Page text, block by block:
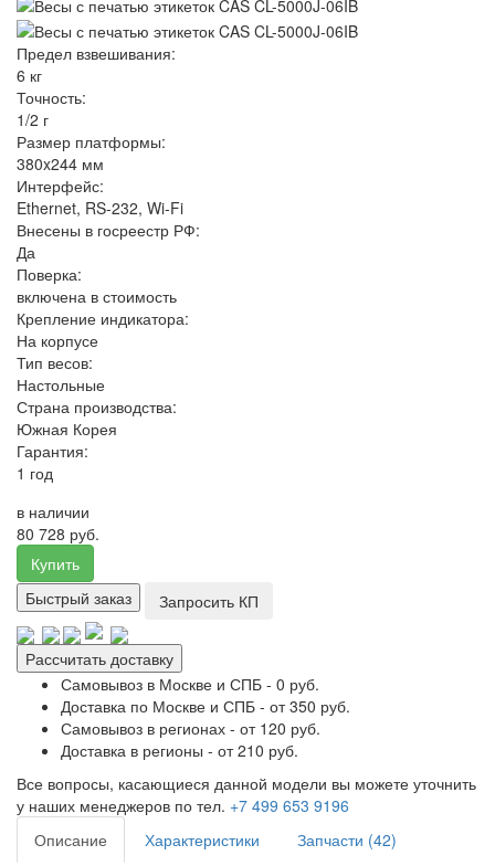
Предел взвешивания:
6 кг
Точность:
1/2 г
Размер платформы:
380x244 мм
Интерфейс:
Ethernet, RS-232, Wi-Fi
Внесены в госреестр РФ:
Да
Поверка:
включена в стоимость
Крепление индикатора:
На корпусе
Тип весов:
Настольные
Страна производства:
Южная Корея
Гарантия:
1 год
в наличии
80 728 руб.
Купить
Быстрый заказ
Запросить КП
Рассчитать доставку
Самовывоз в Москве и СПБ - 0 руб.
Доставка по Москве и СПБ - от 350 руб.
Самовывоз в регионах - от 120 руб.
Доставка в регионы - от 210 руб.
Все вопросы, касающиеся данной модели вы можете уточнить
у наших менеджеров по тел. +7 499 653 9196
Описание
Характеристики Запчасти (42)